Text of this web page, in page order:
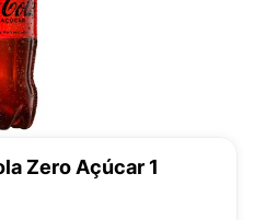
Zero Açúcar 1